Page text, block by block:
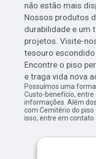
não estão mais
Nossos produtos
durabilidade e um
projetos. Visite-
tesouro
Encontre o piso
e traga vida nova
Possuímos uma
Custo-benefício,
informações. Além
com Cemitério do
isso, entre em contato